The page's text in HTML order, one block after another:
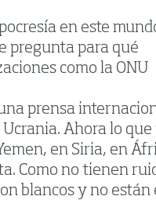
en este
pregunta para qué
como la ONU
prensa
Ahora lo
en Siria, en
Como no tienen
blancos y no están